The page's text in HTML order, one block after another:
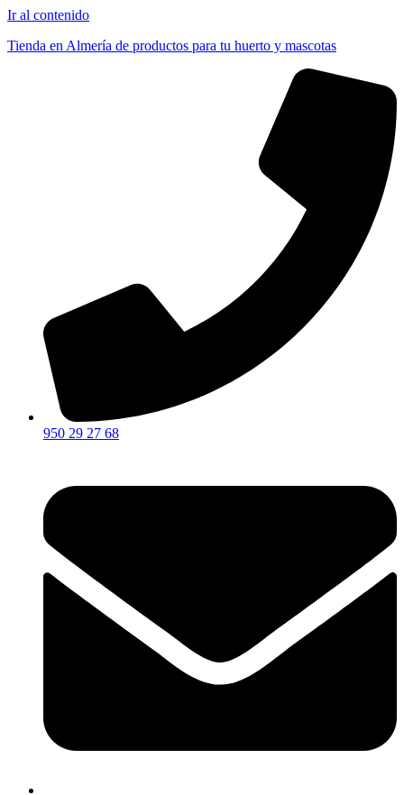
Ir al contenido
Tienda en Almería de productos para tu huerto y mascotas
950 29 27 68